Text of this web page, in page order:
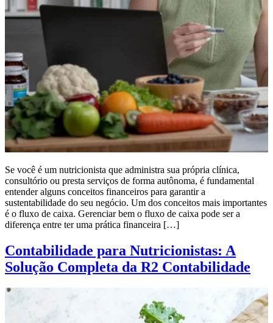
Se você é um nutricionista que administra sua própria clínica,
consultório ou presta serviços de forma autônoma, é fundamental
entender alguns conceitos financeiros para garantir a
sustentabilidade do seu negócio. Um dos conceitos mais importantes
é o fluxo de caixa. Gerenciar bem o fluxo de caixa pode ser a
diferença entre ter uma prática financeira […]
Contabilidade para Nutricionistas: A
Solução Completa da R2 Contabilidade